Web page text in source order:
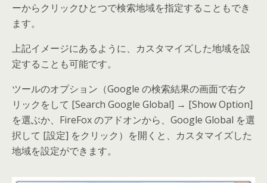
ーからクリックひとつで検索地域を指定することもでき
ます。
上記イメージにあるように、カスタマイズした地域を設
定することも可能です。
ツールのオプション（Google の検索結果の画面で右ク
リックをして [Search Google Global] → [Show Option]
を選ぶか、FireFox のアドオンから、Google Global を選
択して [設定] をクリック）を開くと、カスタマイズした
地域を設定ができます。